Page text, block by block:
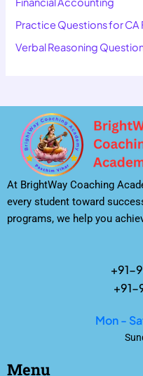
Practice Questions for CA
Verbal Reasoning
At BrightWay Coaching
every student toward
programs, we help you
+91-
+91-
Mon -
Menu